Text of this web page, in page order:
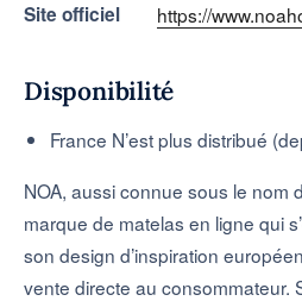
Site officiel https://
Disponibilité
France N’est plus distribué
NOA, aussi connue sous le nom
marque de matelas en ligne qui
son design d’inspiration
vente directe au consommateur.